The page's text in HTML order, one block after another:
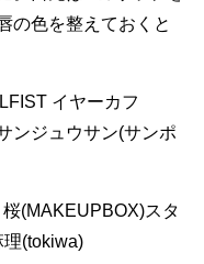
の色を整えておくと
イヤーカフ
ンジュウサン(サンポ
(MAKEUPBOX)スタ
理(tokiwa)